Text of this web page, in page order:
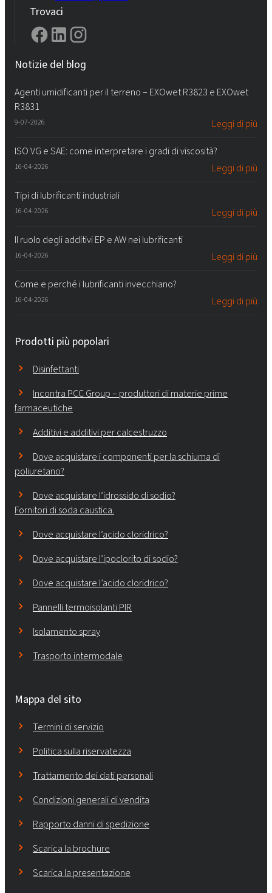
Trovaci
Notizie del blog
Agenti umidificanti per il terreno – EXOwet R3823 e EXOwet
R3831
9-07-2026 Leggi di più
ISO VG e SAE: come interpretare i gradi di viscosità?
16-04-2026 Leggi di più
Tipi di lubrificanti industriali
16-04-2026 Leggi di più
Il ruolo degli additivi EP e AW nei lubrificanti
16-04-2026 Leggi di più
Come e perché i lubrificanti invecchiano?
16-04-2026 Leggi di più
Prodotti più popolari
Disinfettanti
Incontra PCC Group – produttori di materie prime
farmaceutiche
Additivi e additivi per calcestruzzo
Dove acquistare i componenti per la schiuma di
poliuretano?
Dove acquistare l’idrossido di sodio?
Fornitori di soda caustica.
Dove acquistare l’acido cloridrico?
Dove acquistare l’ipoclorito di sodio?
Dove acquistare l’acido cloridrico?
Pannelli termoisolanti PIR
Isolamento spray
Trasporto intermodale
Mappa del sito
Termini di servizio
Politica sulla riservatezza
Trattamento dei dati personali
Condizioni generali di vendita
Rapporto danni di spedizione
Scarica la brochure
Scarica la presentazione